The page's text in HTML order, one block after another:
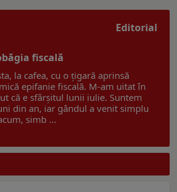
Editorial
fiscală
la cafea, cu o țigară aprinsă
epifanie fiscală. M-am uitat în
că e sfârșitul lunii iulie. Suntem
din an, iar gândul a venit simplu
simb ...